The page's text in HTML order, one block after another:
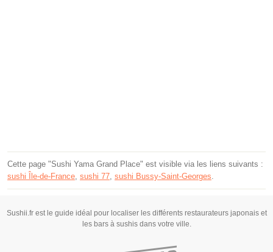
Cette page "Sushi Yama Grand Place" est visible via les liens suivants :
sushi Île-de-France sushi 77 sushi Bussy-Saint-Georges
Sushii.fr est le guide idéal pour localiser les différents restaurateurs japonais et
les bars à sushis dans votre ville.